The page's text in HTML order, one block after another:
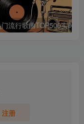
注册